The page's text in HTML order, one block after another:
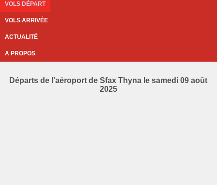
VOLS DÉPART
VOLS ARRIVÉE
ACTUALITÉ
A PROPOS
Départs de l'aéroport de Sfax Thyna le samedi 09 août
2025